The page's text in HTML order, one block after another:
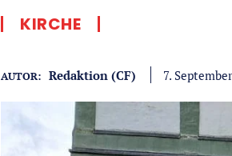
KIRCHE
AUTOR: Redaktion (CF) 7.